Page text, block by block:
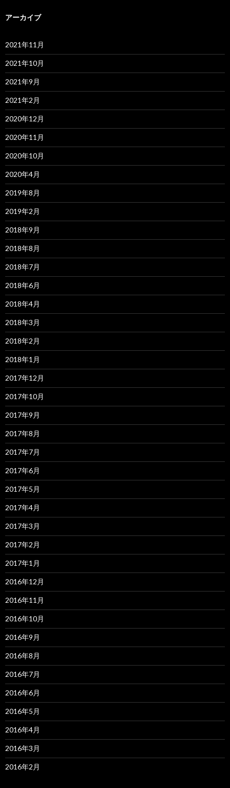
アーカイブ
2021年11月
2021年10月
2021年9月
2021年2月
2020年12月
2020年11月
2020年10月
2020年4月
2019年8月
2019年2月
2018年9月
2018年8月
2018年7月
2018年6月
2018年4月
2018年3月
2018年2月
2018年1月
2017年12月
2017年10月
2017年9月
2017年8月
2017年7月
2017年6月
2017年5月
2017年4月
2017年3月
2017年2月
2017年1月
2016年12月
2016年11月
2016年10月
2016年9月
2016年8月
2016年7月
2016年6月
2016年5月
2016年4月
2016年3月
2016年2月